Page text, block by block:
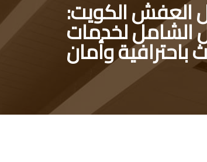
العفش الكويت:
الشامل لخدمات
باحترافية وأمان